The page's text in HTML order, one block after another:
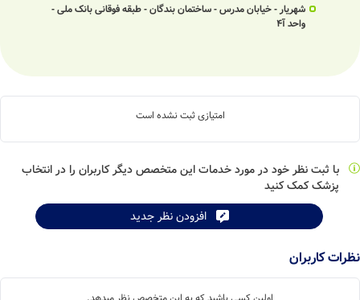
شهریار - خیابان مدرس - ساختمان بندگان - طبقه فوقانی بانک ملی -
واحد آ4
امتیازی ثبت نشده است
با ثبت نظر خود در مورد خدمات این متخصص دیگر کاربران را در انتخاب
پزشک کمک کنید
افزودن نظر جدید
نظرات کاربران